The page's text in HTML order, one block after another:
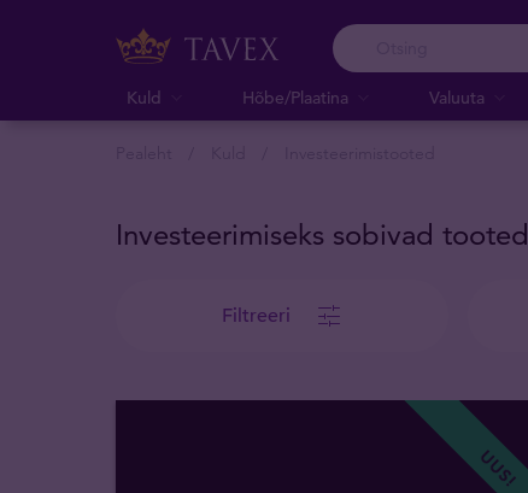
Kuld Hõbe/Plaatina Valuuta
Investeerimiseks sobivad tooted
Filtreeri
UUS!